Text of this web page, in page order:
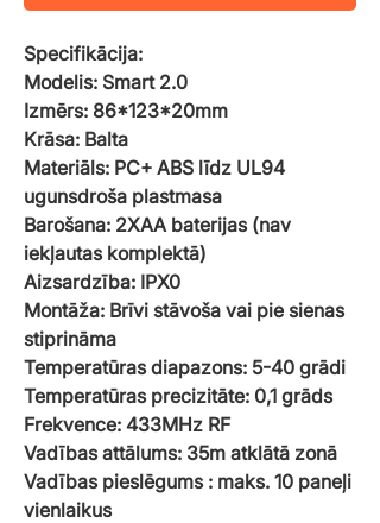
Specifikācija:
Modelis: Smart 2.0
Izmērs: 86*123*20mm
Krāsa: Balta
Materiāls: PC+ ABS līdz UL94
ugunsdroša plastmasa
Barošana: 2XAA baterijas (nav
iekļautas komplektā)
Aizsardzība: IPX0
Montāža: Brīvi stāvoša vai pie sienas
stiprināma
Temperatūras diapazons: 5-40 grādi
Temperatūras precizitāte: 0,1 grāds
Frekvence: 433MHz RF
Vadības attālums: 35m atklātā zonā
Vadības pieslēgums : maks. 10 paneļi
vienlaikus